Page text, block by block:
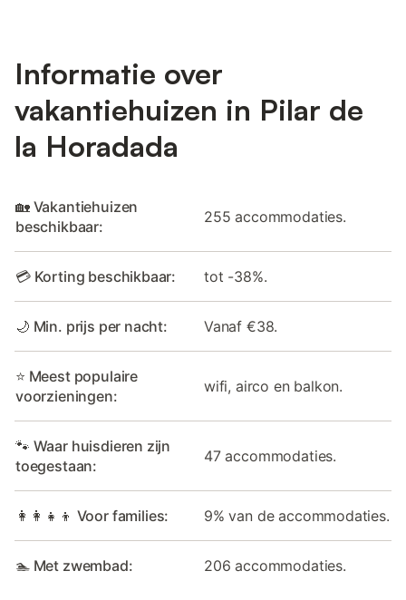
Informatie over
vakantiehuizen in Pilar de
la Horadada
🏡 Vakantiehuizen
beschikbaar:
255 accommodaties.
💳 Korting beschikbaar: tot -38%.
🌙 Min. prijs per nacht: Vanaf €38.
⭐ Meest populaire
voorzieningen:
wifi, airco en balkon.
🐾 Waar huisdieren zijn
toegestaan:
47 accommodaties.
👩‍👩‍👧‍👦 Voor families: 9% van de accommodaties.
🏊 Met zwembad: 206 accommodaties.